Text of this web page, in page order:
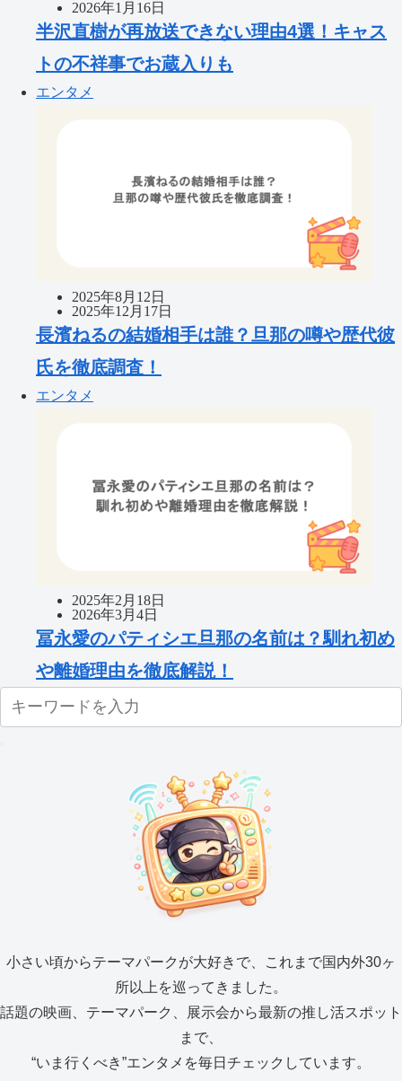
2026年1月16日
半沢直樹が再放送できない理由4選！キャス
トの不祥事でお蔵入りも
エンタメ
2025年8月12日
2025年12月17日
長濱ねるの結婚相手は誰？旦那の噂や歴代彼
氏を徹底調査！
エンタメ
2025年2月18日
2026年3月4日
冨永愛のパティシエ旦那の名前は？馴れ初め
や離婚理由を徹底解説！
小さい頃からテーマパークが大好きで、これまで国内外30ヶ
所以上を巡ってきました。
話題の映画、テーマパーク、展示会から最新の推し活スポット
まで、
“いま行くべき”エンタメを毎日チェックしています。